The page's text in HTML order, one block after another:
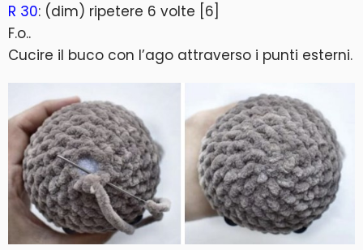
R 30: (dim) ripetere 6 volte [6]
F.o..
Cucire il buco con l’ago attraverso i punti esterni.